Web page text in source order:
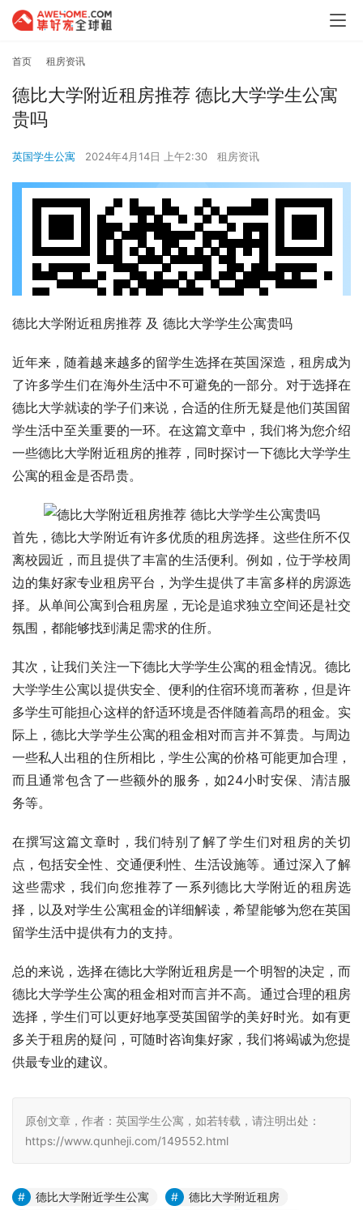
首页 租房资讯
德比大学附近租房推荐 德比大学学生公寓
贵吗
英国学生公寓 2024年4月14日 上午2:30 租房资讯
德比大学附近租房推荐 及 德比大学学生公寓贵吗
近年来，随着越来越多的留学生选择在英国深造，租房成为
了许多学生们在海外生活中不可避免的一部分。对于选择在
德比大学就读的学子们来说，合适的住所无疑是他们英国留
学生活中至关重要的一环。在这篇文章中，我们将为您介绍
一些德比大学附近租房的推荐，同时探讨一下德比大学学生
公寓的租金是否昂贵。
首先，德比大学附近有许多优质的租房选择。这些住所不仅
离校园近，而且提供了丰富的生活便利。例如，位于学校周
边的集好家专业租房平台，为学生提供了丰富多样的房源选
择。从单间公寓到合租房屋，无论是追求独立空间还是社交
氛围，都能够找到满足需求的住所。
其次，让我们关注一下德比大学学生公寓的租金情况。德比
大学学生公寓以提供安全、便利的住宿环境而著称，但是许
多学生可能担心这样的舒适环境是否伴随着高昂的租金。实
际上，德比大学学生公寓的租金相对而言并不算贵。与周边
一些私人出租的住所相比，学生公寓的价格可能更加合理，
而且通常包含了一些额外的服务，如24小时安保、清洁服
务等。
在撰写这篇文章时，我们特别了解了学生们对租房的关切
点，包括安全性、交通便利性、生活设施等。通过深入了解
这些需求，我们向您推荐了一系列德比大学附近的租房选
择，以及对学生公寓租金的详细解读，希望能够为您在英国
留学生活中提供有力的支持。
总的来说，选择在德比大学附近租房是一个明智的决定，而
德比大学学生公寓的租金相对而言并不高。通过合理的租房
选择，学生们可以更好地享受英国留学的美好时光。如有更
多关于租房的疑问，可随时咨询集好家，我们将竭诚为您提
供最专业的建议。
原创文章，作者：英国学生公寓，如若转载，请注明出处：
https://www.qunheji.com/149552.html
德比大学附近学生公寓
德比大学附近租房